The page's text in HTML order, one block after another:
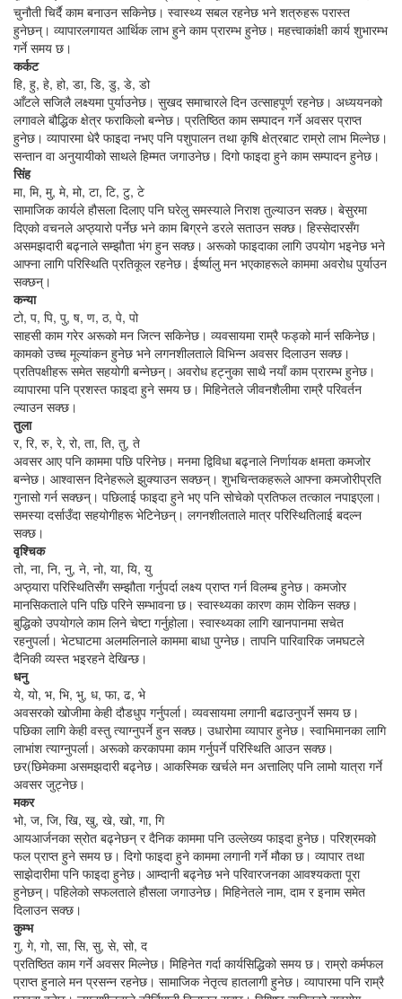
चुनौती चिर्दै काम बनाउन सकिनेछ। स्वास्थ्य सबल रहनेछ भने शत्रुहरू परास्त
हुनेछन्। व्यापारलगायत आर्थिक लाभ हुने काम प्रारम्भ हुनेछ। महत्त्वाकांक्षी कार्य शुभारम्भ
गर्ने समय छ।
कर्कट
हि, हु, हे, हो, डा, डि, डु, डे, डो
आँटले सजिलै लक्ष्यमा पुर्याउनेछ। सुखद समाचारले दिन उत्साहपूर्ण रहनेछ। अध्ययनको
लगावले बौद्धिक क्षेत्र फराकिलो बन्नेछ। प्रतिष्ठित काम सम्पादन गर्ने अवसर प्राप्त
हुनेछ। व्यापारमा धेरै फाइदा नभए पनि पशुपालन तथा कृषि क्षेत्रबाट राम्रो लाभ मिल्नेछ।
सन्तान वा अनुयायीको साथले हिम्मत जगाउनेछ। दिगो फाइदा हुने काम सम्पादन हुनेछ।
सिंह
मा, मि, मु, मे, मो, टा, टि, टु, टे
सामाजिक कार्यले हौसला दिलाए पनि घरेलु समस्याले निराश तुल्याउन सक्छ। बेसुरमा
दिएको वचनले अप्ठ्यारो पर्नेछ भने काम बिग्रने डरले सताउन सक्छ। हिस्सेदारसँग
असमझदारी बढ्नाले सम्झौता भंग हुन सक्छ। अरूको फाइदाका लागि उपयोग भइनेछ भने
आफ्ना लागि परिस्थिति प्रतिकूल रहनेछ। ईर्ष्यालु मन भएकाहरूले काममा अवरोध पुर्याउन
सक्छन्।
कन्या
टो, प, पि, पु, ष, ण, ठ, पे, पो
साहसी काम गरेर अरूको मन जित्न सकिनेछ। व्यवसायमा राम्रै फड्को मार्न सकिनेछ।
कामको उच्च मूल्यांकन हुनेछ भने लगनशीलताले विभिन्न अवसर दिलाउन सक्छ।
प्रतिपक्षीहरू समेत सहयोगी बन्नेछन्। अवरोध हट्नुका साथै नयाँ काम प्रारम्भ हुनेछ।
व्यापारमा पनि प्रशस्त फाइदा हुने समय छ। मिहिनेतले जीवनशैलीमा राम्रै परिवर्तन
ल्याउन सक्छ।
तुला
र, रि, रु, रे, रो, ता, ति, तु, ते
अवसर आए पनि काममा पछि परिनेछ। मनमा द्विविधा बढ्नाले निर्णायक क्षमता कमजोर
बन्नेछ। आश्वासन दिनेहरूले झुक्याउन सक्छन्। शुभचिन्तकहरूले आफ्ना कमजोरीप्रति
गुनासो गर्न सक्छन्। पछिलाई फाइदा हुने भए पनि सोचेको प्रतिफल तत्काल नपाइएला।
समस्या दर्साउँदा सहयोगीहरू भेटिनेछन्। लगनशीलताले मात्र परिस्थितिलाई बदल्न
सक्छ।
वृश्चिक
तो, ना, नि, नु, ने, नो, या, यि, यु
अप्ठ्यारा परिस्थितिसँग सम्झौता गर्नुपर्दा लक्ष्य प्राप्त गर्न विलम्ब हुनेछ। कमजोर
मानसिकताले पनि पछि परिने सम्भावना छ। स्वास्थ्यका कारण काम रोकिन सक्छ।
बुद्धिको उपयोगले काम लिने चेष्टा गर्नुहोला। स्वास्थ्यका लागि खानपानमा सचेत
रहनुपर्ला। भेटघाटमा अलमलिनाले काममा बाधा पुग्नेछ। तापनि पारिवारिक जमघटले
दैनिकी व्यस्त भइरहने देखिन्छ।
धनु
ये, यो, भ, भि, भु, ध, फा, ढ, भे
अवसरको खोजीमा केही दौडधुप गर्नुपर्ला। व्यवसायमा लगानी बढाउनुपर्ने समय छ।
पछिका लागि केही वस्तु त्याग्नुपर्ने हुन सक्छ। उधारोमा व्यापार हुनेछ। स्वाभिमानका लागि
लाभांश त्याग्नुपर्ला। अरूको करकापमा काम गर्नुपर्ने परिस्थिति आउन सक्छ।
छर(छिमेकमा असमझदारी बढ्नेछ। आकस्मिक खर्चले मन अत्तालिए पनि लामो यात्रा गर्ने
अवसर जुट्नेछ।
मकर
भो, ज, जि, खि, खु, खे, खो, गा, गि
आयआर्जनका स्रोत बढ्नेछन् र दैनिक काममा पनि उल्लेख्य फाइदा हुनेछ। परिश्रमको
फल प्राप्त हुने समय छ। दिगो फाइदा हुने काममा लगानी गर्ने मौका छ। व्यापार तथा
साझेदारीमा पनि फाइदा हुनेछ। आम्दानी बढ्नेछ भने परिवारजनका आवश्यकता पूरा
हुनेछन्। पहिलेको सफलताले हौसला जगाउनेछ। मिहिनेतले नाम, दाम र इनाम समेत
दिलाउन सक्छ।
कुम्भ
गु, गे, गो, सा, सि, सु, से, सो, द
प्रतिष्ठित काम गर्ने अवसर मिल्नेछ। मिहिनेत गर्दा कार्यसिद्धिको समय छ। राम्रो कर्मफल
प्राप्त हुनाले मन प्रसन्न रहनेछ। सामाजिक नेतृत्व हातलागी हुनेछ। व्यापारमा पनि राम्रै